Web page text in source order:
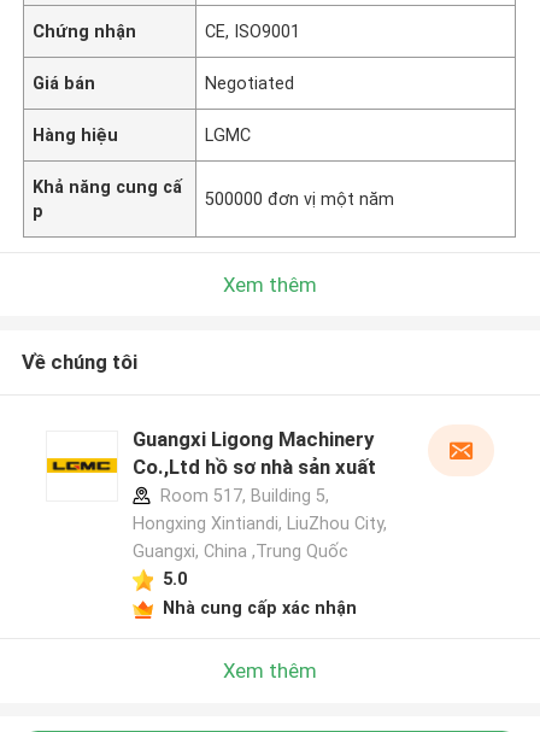
Chứng nhận CE, ISO9001
Giá bán Negotiated
Hàng hiệu LGMC
Khả năng cung cấ
p
500000 đơn vị một năm
Xem thêm
Về chúng tôi
Guangxi Ligong Machinery
Co.,Ltd hồ sơ nhà sản xuất
Room 517, Building 5,
Hongxing Xintiandi, LiuZhou City,
Guangxi, China ,Trung Quốc
5.0
Nhà cung cấp xác nhận
Xem thêm